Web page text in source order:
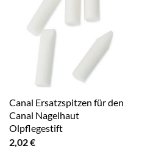
Canal Ersatzspitzen für den
Canal Nagelhaut
Olpflegestift
2,02€